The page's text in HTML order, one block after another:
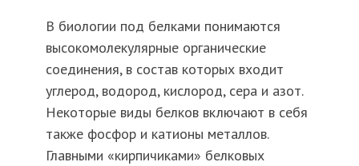
В биологии под белками понимаются
высокомолекулярные органические
соединения, в состав которых входит
углерод, водород, кислород, сера и азот.
Некоторые виды белков включают в себя
также фосфор и катионы металлов.
Главными «кирпичиками» белковых